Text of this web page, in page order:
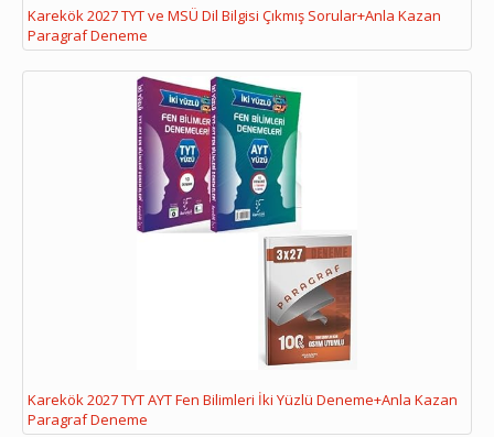
Karekök 2027 TYT ve MSÜ Dil Bilgisi Çıkmış Sorular+Anla Kazan
Paragraf Deneme
Karekök 2027 TYT AYT Fen Bilimleri İki Yüzlü Deneme+Anla Kazan
Paragraf Deneme